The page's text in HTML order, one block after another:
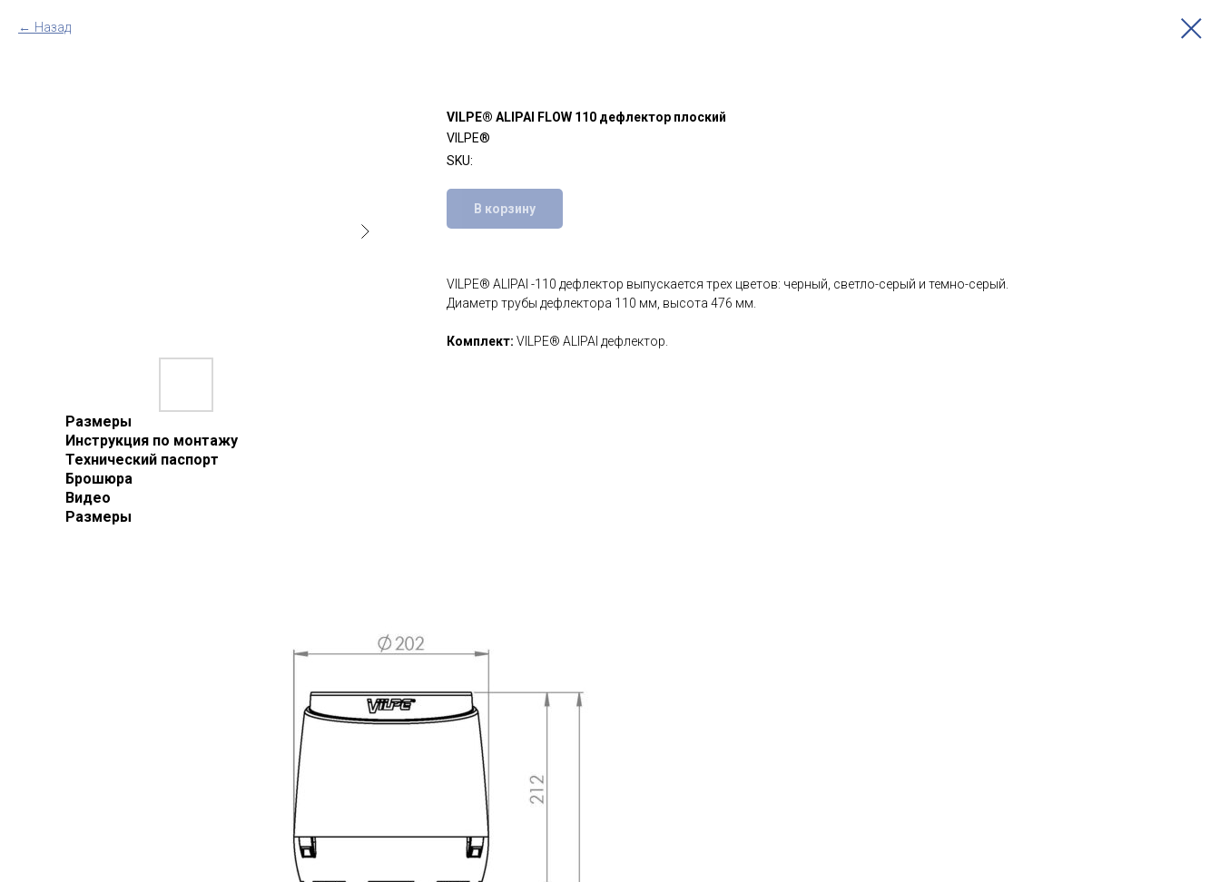
Назад
VILPE® ALIPAI FLOW 110 дефлектор плоский
VILPE®
SKU:
В корзину
VILPE® ALIPAI -110 дефлектор выпускается трех цветов: черный, светло-серый и темно-серый.
Диаметр трубы дефлектора 110 мм, высота 476 мм.
Комплект: VILPE® АLIPAI дефлектор.
Размеры
Инструкция по монтажу
Технический паспорт
Брошюра
Видео
Размеры